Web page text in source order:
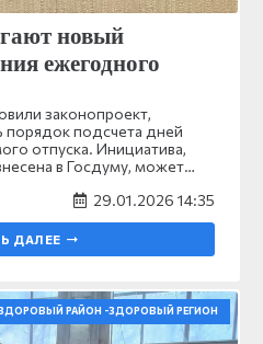
новый
ежегодного
законопроект,
подсчета дней
отпуска. Инициатива,
в Госдуму, может…
29.01.2026 14:35
ДАЛЕЕ
РАЙОН -ЗДОРОВЫЙ РЕГИОН